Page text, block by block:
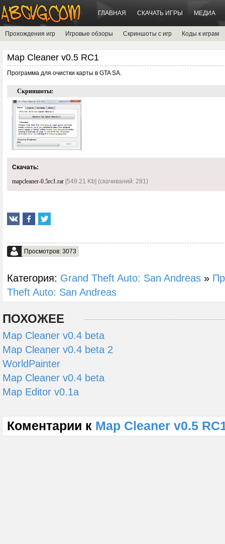
ГЛАВНАЯ СКАЧАТЬ ИГРЫ МЕДИА
Прохождения игр Игровые обзоры Скриншоты с игр Коды к играм
Map Cleaner v0.5 RC1
Программа для очистки карты в GTA SA.
Скриншоты:
Скачать:
mapcleaner-0.5rc1.rar [549.21 Kb] (cкачиваний: 281)
Просмотров: 3073
Категория: Grand Theft Auto: San Andreas »
Theft Auto: San Andreas
ПОХОЖЕЕ
Map Cleaner v0.4 beta
Map Cleaner v0.4 beta 2
WorldPainter
Map Cleaner v0.4 beta
Map Editor v0.1a
Коментарии к Map Cleaner v0.5